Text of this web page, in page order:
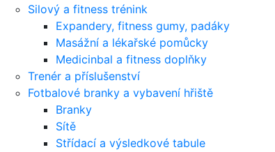
Silový a fitness trénink
Expandery, fitness gumy, padáky
Masážní a lékařské pomůcky
Medicinbal a fitness doplňky
Trenér a příslušenství
Fotbalové branky a vybavení hřiště
Branky
Sítě
Střídací a výsledkové tabule